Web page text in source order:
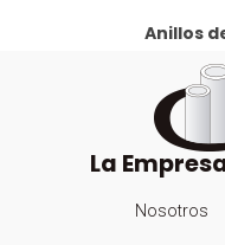
Anillos
La
Nosotros